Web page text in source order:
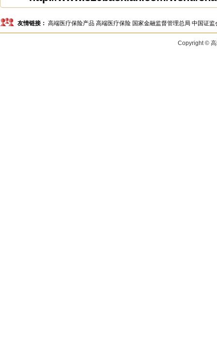
友情链接： 高端医疗保险产品 高端医疗保险 国家金融监督管理总局 中国证监
Copyright ©